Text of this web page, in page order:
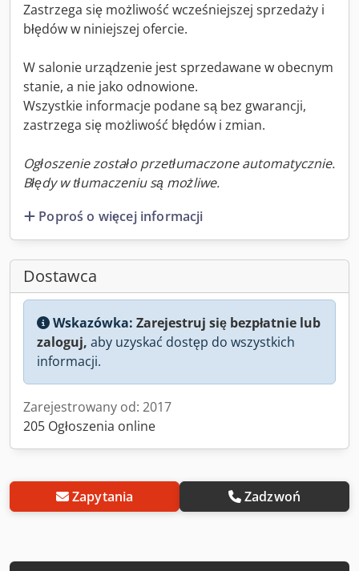
Zastrzega się możliwość wcześniejszej sprzedaży i
błędów w niniejszej ofercie.
W salonie urządzenie jest sprzedawane w obecnym
stanie, a nie jako odnowione.
Wszystkie informacje podane są bez gwarancji,
zastrzega się możliwość błędów i zmian.
Ogłoszenie zostało przetłumaczone automatycznie.
Błędy w tłumaczeniu są możliwe.
Poproś o więcej informacji
Dostawca
Wskazówka: Zarejestruj się bezpłatnie lub
zaloguj, aby uzyskać dostęp do wszystkich
informacji.
Zarejestrowany od: 2017
205 Ogłoszenia online
Zapytania Zadzwoń